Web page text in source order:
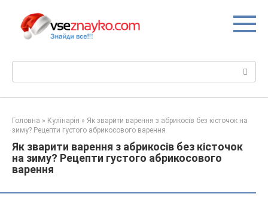
вмісту
Головна » Кулінарія » Як зварити варення з абрикосів без кісточок на
зиму? Рецепти густого абрикосового варення
Як зварити варення з абрикосів без кісточок
на зиму? Рецепти густого абрикосового
варення